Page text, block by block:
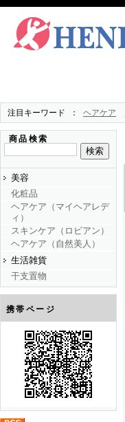
注目キーワード ヘアケア
商品検索
美容
化粧品
ヘアケア（マイヘアレデ
ィ）
スキンケア（ロビアン）
ヘアケア（自然美人）
生活雑貨
干支置物
携帯ページ